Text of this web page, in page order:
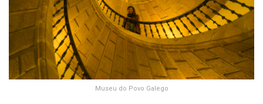
Museu do Povo Galego